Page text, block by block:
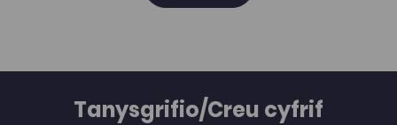
Tanysgrifio/Creu cyfrif